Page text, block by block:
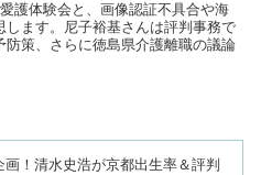
護体験会と、画像認証不具合や海
ます。尼子裕基さんは評判事務で
策、さらに徳島県介護離職の議論
！清水史浩が京都出生率＆評判